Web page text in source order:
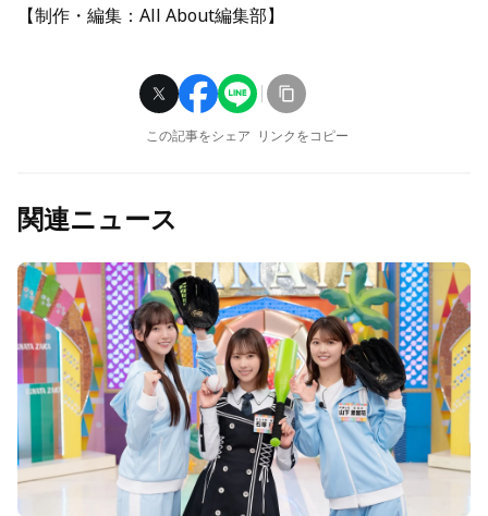
【制作・編集：All About編集部】
この記事をシェア リンクをコピー
関連ニュース